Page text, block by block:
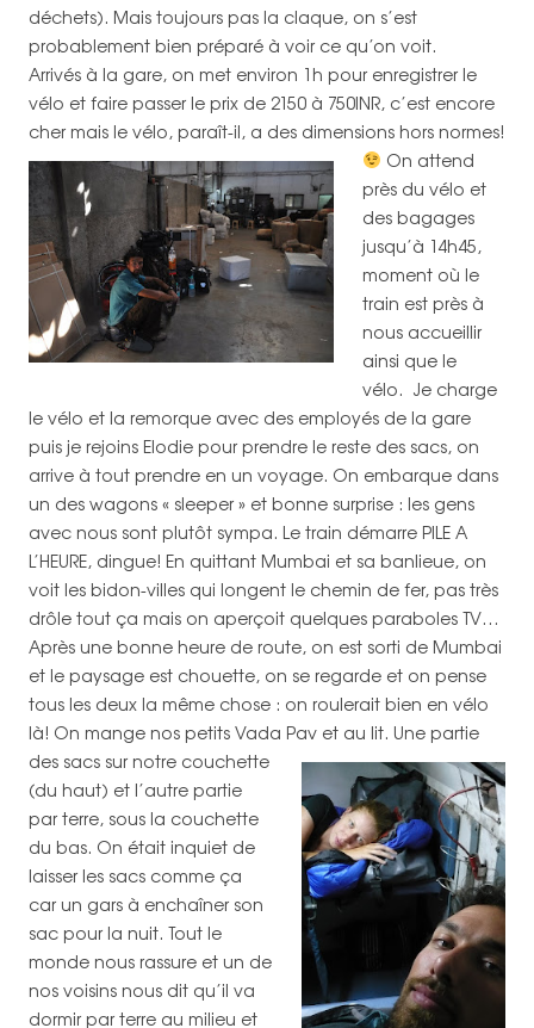
déchets). Mais toujours pas la claque, on s’est
probablement bien préparé à voir ce qu’on voit.
Arrivés à la gare, on met environ 1h pour enregistrer le
vélo et faire passer le prix de 2150 à 750INR, c’est encore
cher mais le vélo, paraît-il, a des dimensions hors normes!
On attend
près du vélo et
des bagages
jusqu’à 14h45,
moment où le
train est près à
nous accueillir
ainsi que le
vélo. Je charge
le vélo et la remorque avec des employés de la gare
puis je rejoins Elodie pour prendre le reste des sacs, on
arrive à tout prendre en un voyage. On embarque dans
un des wagons « sleeper » et bonne surprise : les gens
avec nous sont plutôt sympa. Le train démarre PILE A
L’HEURE, dingue! En quittant Mumbai et sa banlieue, on
voit les bidon-villes qui longent le chemin de fer, pas très
drôle tout ça mais on aperçoit quelques paraboles TV…
Après une bonne heure de route, on est sorti de Mumbai
et le paysage est chouette, on se regarde et on pense
tous les deux la même chose : on roulerait bien en vélo
là! On mange nos petits Vada Pav et au lit. Une partie
des sacs sur notre couchette
(du haut) et l’autre partie
par terre, sous la couchette
du bas. On était inquiet de
laisser les sacs comme ça
car un gars à enchaîner son
sac pour la nuit. Tout le
monde nous rassure et un de
nos voisins nous dit qu’il va
dormir par terre au milieu et